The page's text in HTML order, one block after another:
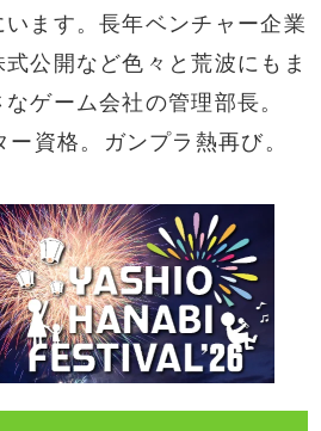
ます。長年ベンチャー企業
公開など色々と荒波にもま
ゲーム会社の管理部長。
資格。ガンプラ熱再び。